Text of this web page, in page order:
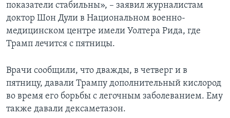
показатели стабильны», – заявил журналистам
доктор Шон Дули в Национальном военно-
медицинском центре имели Уолтера Рида, где
Трамп лечится с пятницы.
Врачи сообщили, что дважды, в четверг и в
пятницу, давали Трампу дополнительный кислород
во время его борьбы с легочным заболеванием. Ему
также давали дексаметазон.